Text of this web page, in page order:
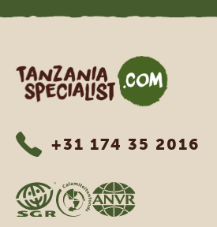
Tanzania Specialist
+31 174 35 2016